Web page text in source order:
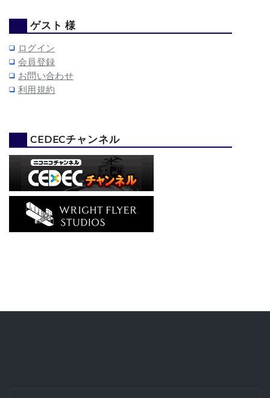
ゲスト 様
ログイン
会員登録
お問い合わせ
利用規約
CEDECチャンネル